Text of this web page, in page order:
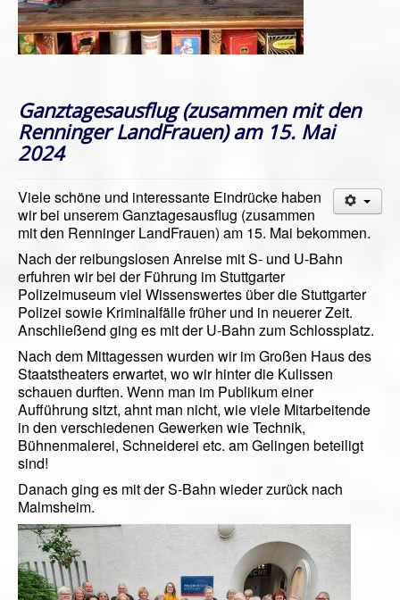
Ganztagesausflug (zusammen mit den
Renninger LandFrauen) am 15. Mai
2024
Viele schöne und interessante Eindrücke haben
wir bei unserem Ganztagesausflug (zusammen
mit den Renninger LandFrauen) am 15. Mai bekommen.
Nach der reibungslosen Anreise mit S- und U-Bahn
erfuhren wir bei der Führung im Stuttgarter
Polizeimuseum viel Wissenswertes über die Stuttgarter
Polizei sowie Kriminalfälle früher und in neuerer Zeit.
Anschließend ging es mit der U-Bahn zum Schlossplatz.
Nach dem Mittagessen wurden wir im Großen Haus des
Staatstheaters erwartet, wo wir hinter die Kulissen
schauen durften. Wenn man im Publikum einer
Aufführung sitzt, ahnt man nicht, wie viele Mitarbeitende
in den verschiedenen Gewerken wie Technik,
Bühnenmalerei, Schneiderei etc. am Gelingen beteiligt
sind!
Danach ging es mit der S-Bahn wieder zurück nach
Malmsheim.